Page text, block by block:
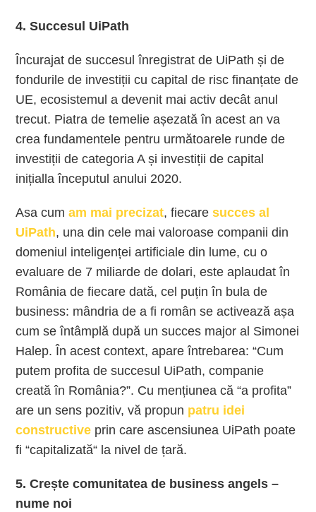
4. Succesul UiPath
Încurajat de succesul înregistrat de UiPath și de
fondurile de investiții cu capital de risc finanțate de
UE, ecosistemul a devenit mai activ decât anul
trecut. Piatra de temelie așezată în acest an va
crea fundamentele pentru următoarele runde de
investiții de categoria A și investiții de capital
inițialla începutul anului 2020.
Asa cumam mai precizat, fiecaresucces al
UiPath, una din cele mai valoroase companii din
domeniul inteligenței artificiale din lume, cu o
evaluare de 7 miliarde de dolari, este aplaudat în
România de fiecare dată, cel puțin în bula de
business: mândria de a fi român se activează așa
cum se întâmplă după un succes major al Simonei
Halep. În acest context, apare întrebarea: “Cum
putem profita de succesul UiPath, companie
creată în România?”. Cu mențiunea că “a profita”
are un sens pozitiv, vă propun patru idei
constructive prin care ascensiunea UiPath poate
fi “capitalizată“ la nivel de țară.
5. Crește comunitatea de business angels –
nume noi